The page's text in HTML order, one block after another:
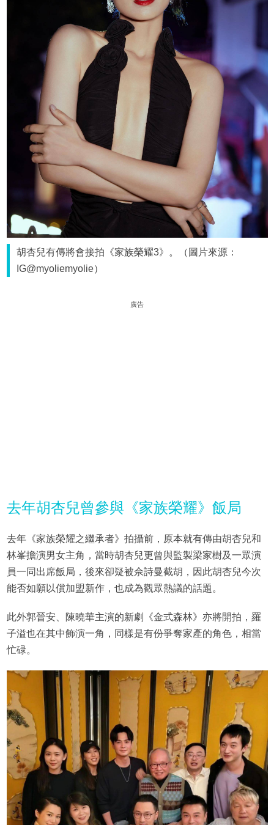
胡杏兒有傳將會接拍《家族榮耀3》。（圖片來源：
IG@myoliemyolie）
廣告
去年胡杏兒曾參與《家族榮耀》飯局
去年《家族榮耀之繼承者》拍攝前，原本就有傳由胡杏兒和
林峯擔演男女主角，當時胡杏兒更曾與監製梁家樹及一眾演
員一同出席飯局，後來卻疑被佘詩曼截胡，因此胡杏兒今次
能否如願以償加盟新作，也成為觀眾熱議的話題。
此外郭晉安、陳曉華主演的新劇《金式森林》亦將開拍，羅
子溢也在其中飾演一角，同樣是有份爭奪家產的角色，相當
忙碌。